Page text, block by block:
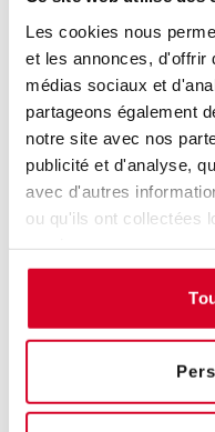
Les cookies nous
et les annonces, d'offrir
médias sociaux et
partageons également
notre site avec nos
publicité et d'analyse,
avec d'autres
ou qu'ils ont collectées
👉Compatibilité
cosmétiques - Ref :
Je découvre le
👉Gestion des risques
intégration des outils
Je découvre le
Socle de
👉Connaître les grands
cosmétique et définir
Je découvre le